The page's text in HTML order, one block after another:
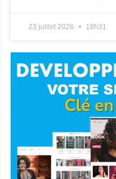
23 juillet 2026 18h31